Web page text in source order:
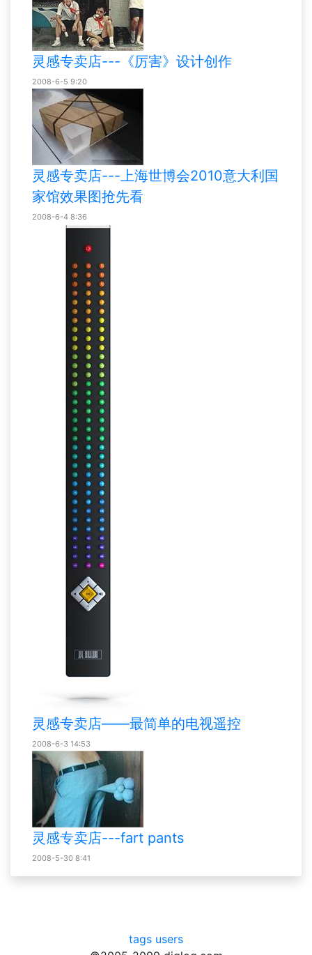
灵感专卖店---《厉害》设计创作
2008-6-5 9:20
灵感专卖店---上海世博会2010意大利国
家馆效果图抢先看
2008-6-4 8:36
灵感专卖店——最简单的电视遥控
2008-6-3 14:53
灵感专卖店---fart pants
2008-5-30 8:41
tags users